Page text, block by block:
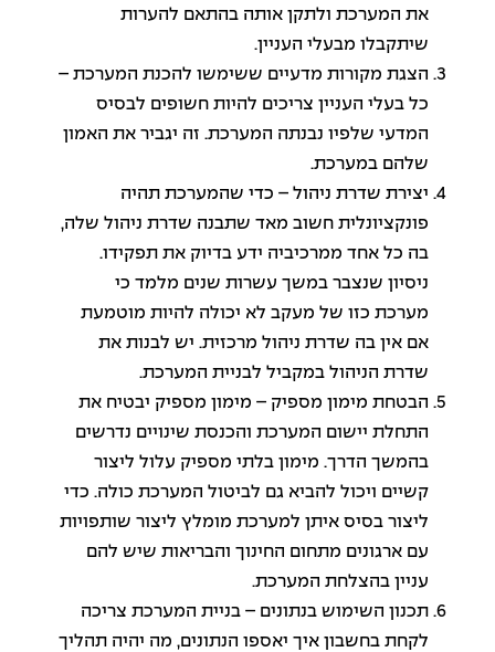
את המערכת ולתקן אותה בהתאם להערות
שיתקבלו מבעלי העניין.
הצגת מקורות מדעיים ששימשו להכנת המערכת –
כל בעלי העניין צריכים להיות חשופים לבסיס
המדעי שלפיו נבנתה המערכת. זה יגביר את האמון
שלהם במערכת.
יצירת שדרת ניהול – כדי שהמערכת תהיה
פונקציונלית חשוב מאד שתבנה שדרת ניהול שלה,
בה כל אחד ממרכיביה ידע בדיוק את תפקידו.
ניסיון שנצבר במשך עשרות שנים מלמד כי
מערכת כזו של מעקב לא יכולה להיות מוטמעת
אם אין בה שדרת ניהול מרכזית. יש לבנות את
שדרת הניהול במקביל לבניית המערכת.
הבטחת מימון מספיק – מימון מספיק יבטיח את
התחלת יישום המערכת והכנסת שינויים נדרשים
בהמשך הדרך. מימון בלתי מספיק עלול ליצור
קשיים ויכול להביא גם לביטול המערכת כולה. כדי
ליצור בסיס איתן למערכת מומלץ ליצור שותפויות
עם ארגונים מתחום החינוך והבריאות שיש להם
עניין בהצלחת המערכת.
תכנון השימוש בנתונים – בניית המערכת צריכה
לקחת בחשבון איך יאספו הנתונים, מה יהיה תהליך